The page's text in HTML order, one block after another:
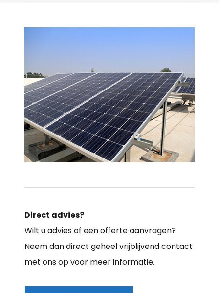
Direct advies?
Wilt u advies of een offerte aanvragen?
Neem dan direct geheel vrijblijvend contact
met ons op voor meer informatie.